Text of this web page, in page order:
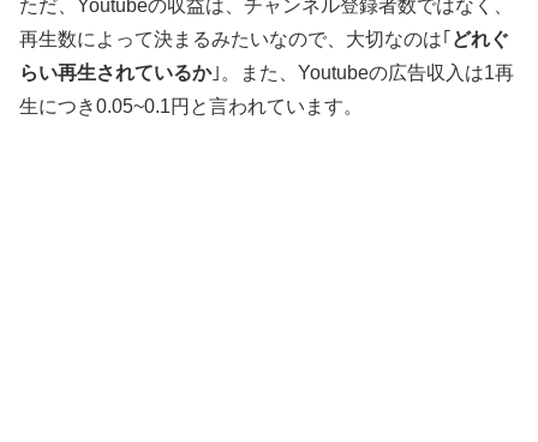
ただ、Youtubeの収益は、チャンネル登録者数ではなく、
再生数によって決まるみたいなので、大切なのは｢ どれぐ
らい再生されているか｣。また、Youtubeの広告収入は1再
生につき0.05~0.1円と言われています。